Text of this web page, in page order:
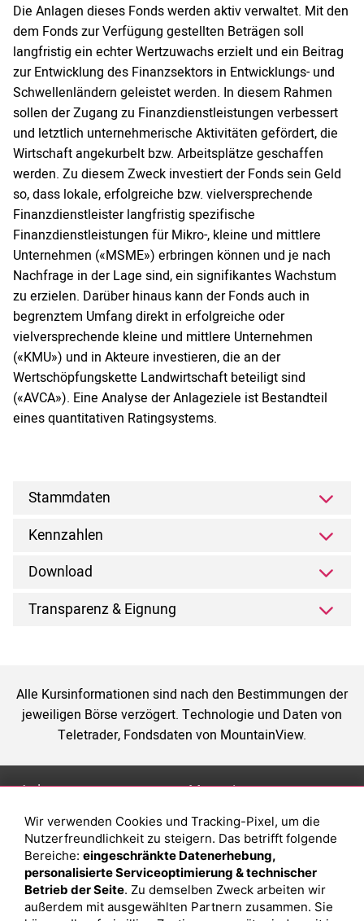
Die Anlagen dieses Fonds werden aktiv verwaltet. Mit den
dem Fonds zur Verfügung gestellten Beträgen soll
langfristig ein echter Wertzuwachs erzielt und ein Beitrag
zur Entwicklung des Finanzsektors in Entwicklungs- und
Schwellenländern geleistet werden. In diesem Rahmen
sollen der Zugang zu Finanzdienstleistungen verbessert
und letztlich unternehmerische Aktivitäten gefördert, die
Wirtschaft angekurbelt bzw. Arbeitsplätze geschaffen
werden. Zu diesem Zweck investiert der Fonds sein Geld
so, dass lokale, erfolgreiche bzw. vielversprechende
Finanzdienstleister langfristig spezifische
Finanzdienstleistungen für Mikro-, kleine und mittlere
Unternehmen («MSME») erbringen können und je nach
Nachfrage in der Lage sind, ein signifikantes Wachstum
zu erzielen. Darüber hinaus kann der Fonds auch in
begrenztem Umfang direkt in erfolgreiche oder
vielversprechende kleine und mittlere Unternehmen
(«KMU») und in Akteure investieren, die an der
Wertschöpfungskette Landwirtschaft beteiligt sind
(«AVCA»). Eine Analyse der Anlageziele ist Bestandteil
eines quantitativen Ratingsystems.
Stammdaten
Kennzahlen
Download
Transparenz & Eignung
Alle Kursinformationen sind nach den Bestimmungen der
jeweiligen Börse verzögert. Technologie und Daten von
Teletrader, Fondsdaten von MountainView.
Anlage
Depot eröffnen
Depot vergleichen
Junior Depot
Top-Seller-Fonds
Magazin
Was sind sind ETFs?
Sparplan Vorteile
Was ist ein Fonds?
Wir verwenden Cookies und Tracking-Pixel, um die
Nutzerfreundlichkeit zu steigern. Das betrifft folgende
Bereiche: eingeschränkte Datenerhebung,
personalisierte Serviceoptimierung & technischer
Betrieb der Seite. Zu demselben Zweck arbeiten wir
außerdem mit ausgewählten Partnern zusammen. Sie